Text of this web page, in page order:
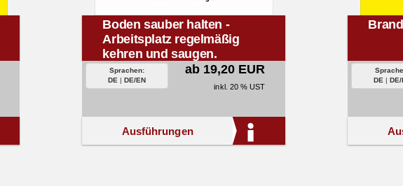
Boden sauber halten -
Arbeitsplatz regelmäßig
kehren und saugen.
Sprachen:
DE
DE/EN
ab 19,20 EUR
inkl. 20 % UST
Ausführungen
DE
DE/